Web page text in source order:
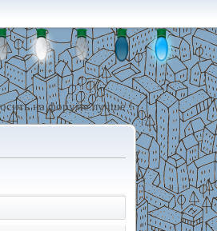
на форуме лучше !